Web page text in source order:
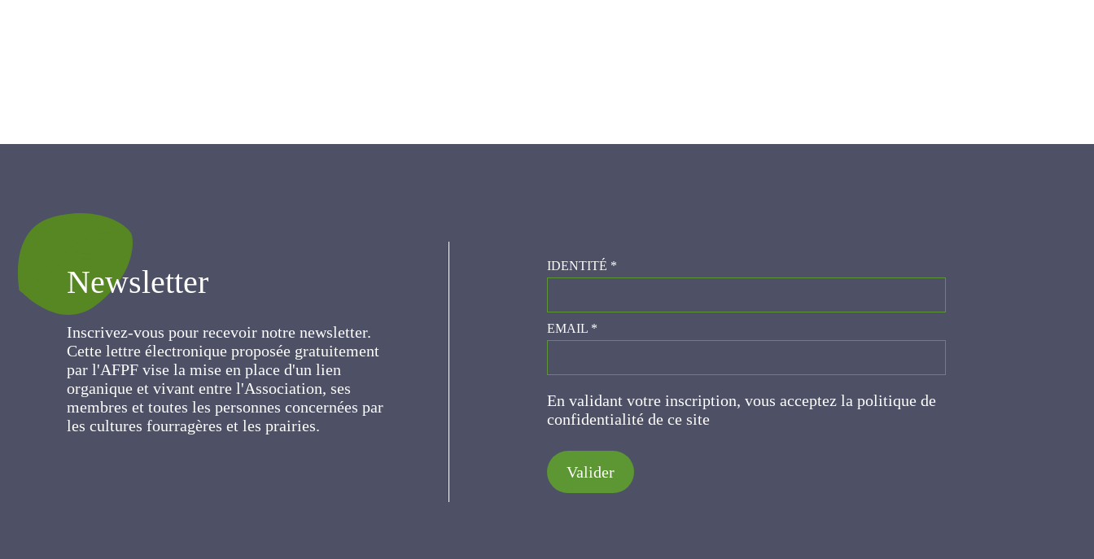
Newsletter
Inscrivez-vous pour recevoir notre newsletter.
Cette lettre électronique proposée
gratuitement par l'AFPF vise la mise en place
d'un lien organique et vivant entre
l'Association, ses membres et toutes les
personnes concernées par les cultures
fourragères et les prairies.
IDENTITÉ*
EMAIL*
En validant votre inscription, vous acceptez la politique
de confidentialité de ce site
Valider